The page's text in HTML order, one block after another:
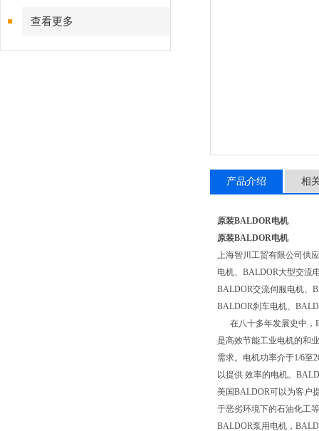
查看更多
产品介绍 相
原装BALDOR电机
原装BALDOR电机
上海智川工贸有限公司供
电机、BALDOR大型交流
BALDOR交流伺服电机、
BALDOR刹车电机、
在八十多年发展史中，
是高效节能工业电机的和
需求。电机功率介于1/6至
以提供 效率的电机。
美国BALDOR可以为客户
于恶劣环境下的石油化工
BALDOR泵用电机，